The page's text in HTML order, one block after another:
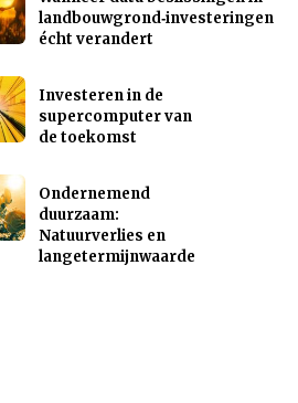
landbouwgrond‑investeringen
écht verandert
Investeren in de
supercomputer van
de toekomst
Ondernemend
duurzaam:
Natuurverlies en
langetermijnwaarde